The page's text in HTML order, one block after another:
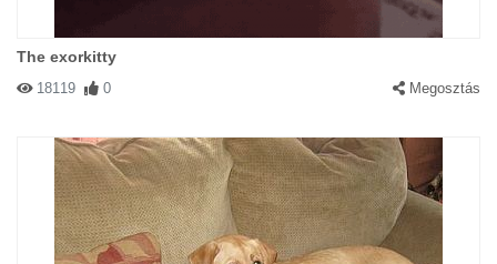
The exorkitty
18119 0 Megosztás